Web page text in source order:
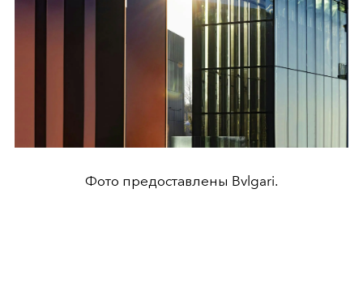
Фото предоставлены Bvlgari.